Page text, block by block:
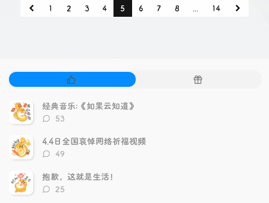
1 2 3 4 5 6 7 8 14
门
文
章
随
经典音乐:《如果云知道》
评
数：
53
4.4日全国哀悼网络祈福视频
评
数：
49
抱歉，这就是生活！
评
25